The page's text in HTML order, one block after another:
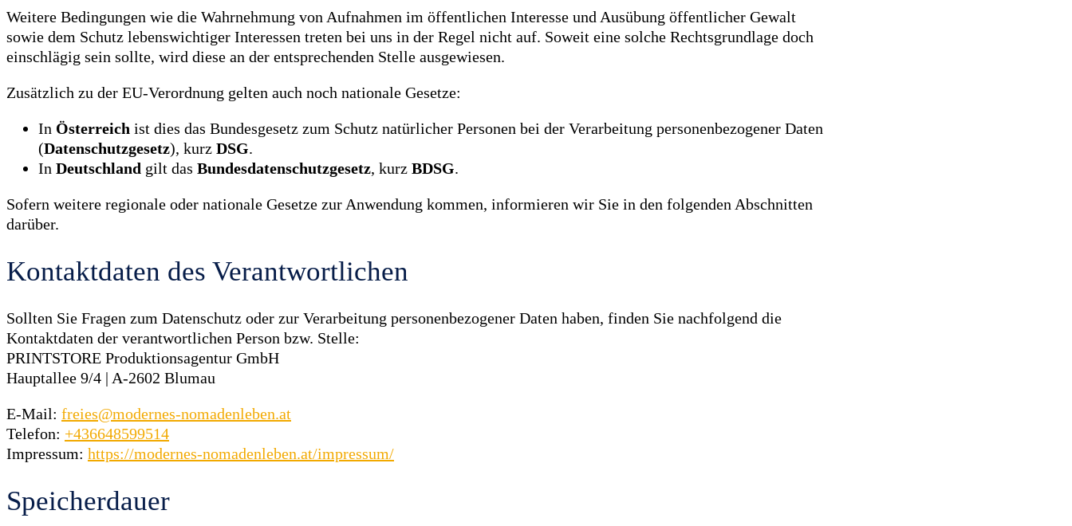
Weitere Bedingungen wie die Wahrnehmung von Aufnahmen im öffentlichen Interesse und Ausübung öffentlicher Gewalt
sowie dem Schutz lebenswichtiger Interessen treten bei uns in der Regel nicht auf. Soweit eine solche Rechtsgrundlage doch
einschlägig sein sollte, wird diese an der entsprechenden Stelle ausgewiesen.
Zusätzlich zu der EU-Verordnung gelten auch noch nationale Gesetze:
In Österreich ist dies das Bundesgesetz zum Schutz natürlicher Personen bei der Verarbeitung personenbezogener Daten
(Datenschutzgesetz), kurz DSG.
In Deutschland gilt das Bundesdatenschutzgesetz, kurz BDSG.
Sofern weitere regionale oder nationale Gesetze zur Anwendung kommen, informieren wir Sie in den folgenden Abschnitten
darüber.
Kontaktdaten des Verantwortlichen
Sollten Sie Fragen zum Datenschutz oder zur Verarbeitung personenbezogener Daten haben, finden Sie nachfolgend die
Kontaktdaten der verantwortlichen Person bzw. Stelle:
PRINTSTORE Produktionsagentur GmbH
Hauptallee 9/4 | A-2602 Blumau
E-Mail: freies@modernes-nomadenleben.at
Telefon: +436648599514
Impressum: https://modernes-nomadenleben.at/impressum/
Speicherdauer